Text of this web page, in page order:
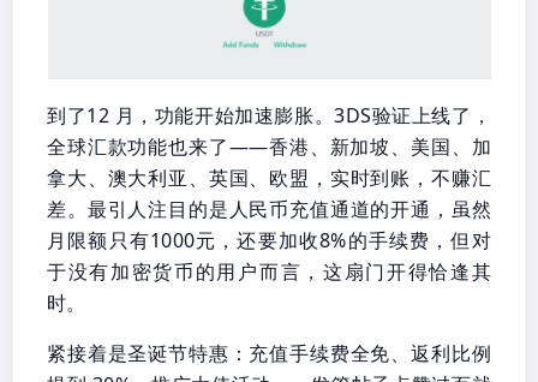
到了12 月，功能开始加速膨胀。3DS验证上线了，
全球汇款功能也来了——香港、新加坡、美国、加
拿大、澳大利亚、英国、欧盟，实时到账，不赚汇
差。最引人注目的是人民币充值通道的开通，虽然
月限额只有1000元，还要加收8%的手续费，但对
于没有加密货币的用户而言，这扇门开得恰逢其
时。
紧接着是圣诞节特惠：充值手续费全免、返利比例